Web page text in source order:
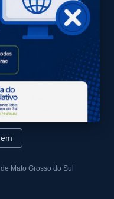
Mato Grosso do Sul